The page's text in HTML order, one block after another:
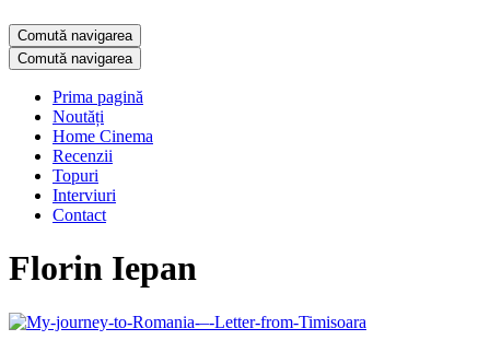
Comută navigarea
Comută navigarea
Prima pagină
Noutăți
Home Cinema
Recenzii
Topuri
Interviuri
Contact
Florin Iepan